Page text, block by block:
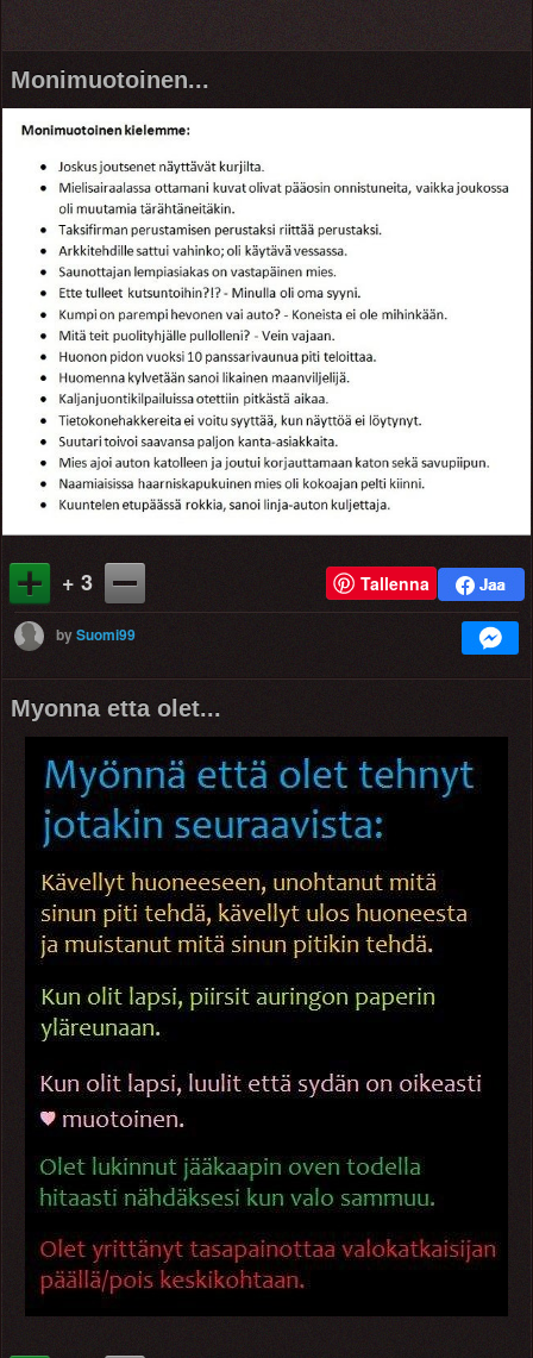
Monimuotoinen...
+ 3 Tallenna
bySuomi99
Myonna etta olet...